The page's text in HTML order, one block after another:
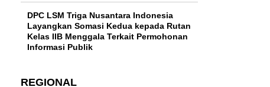
DPC LSM Triga Nusantara Indonesia
Layangkan Somasi Kedua kepada Rutan
Kelas IIB Menggala Terkait Permohonan
Informasi Publik
REGIONAL